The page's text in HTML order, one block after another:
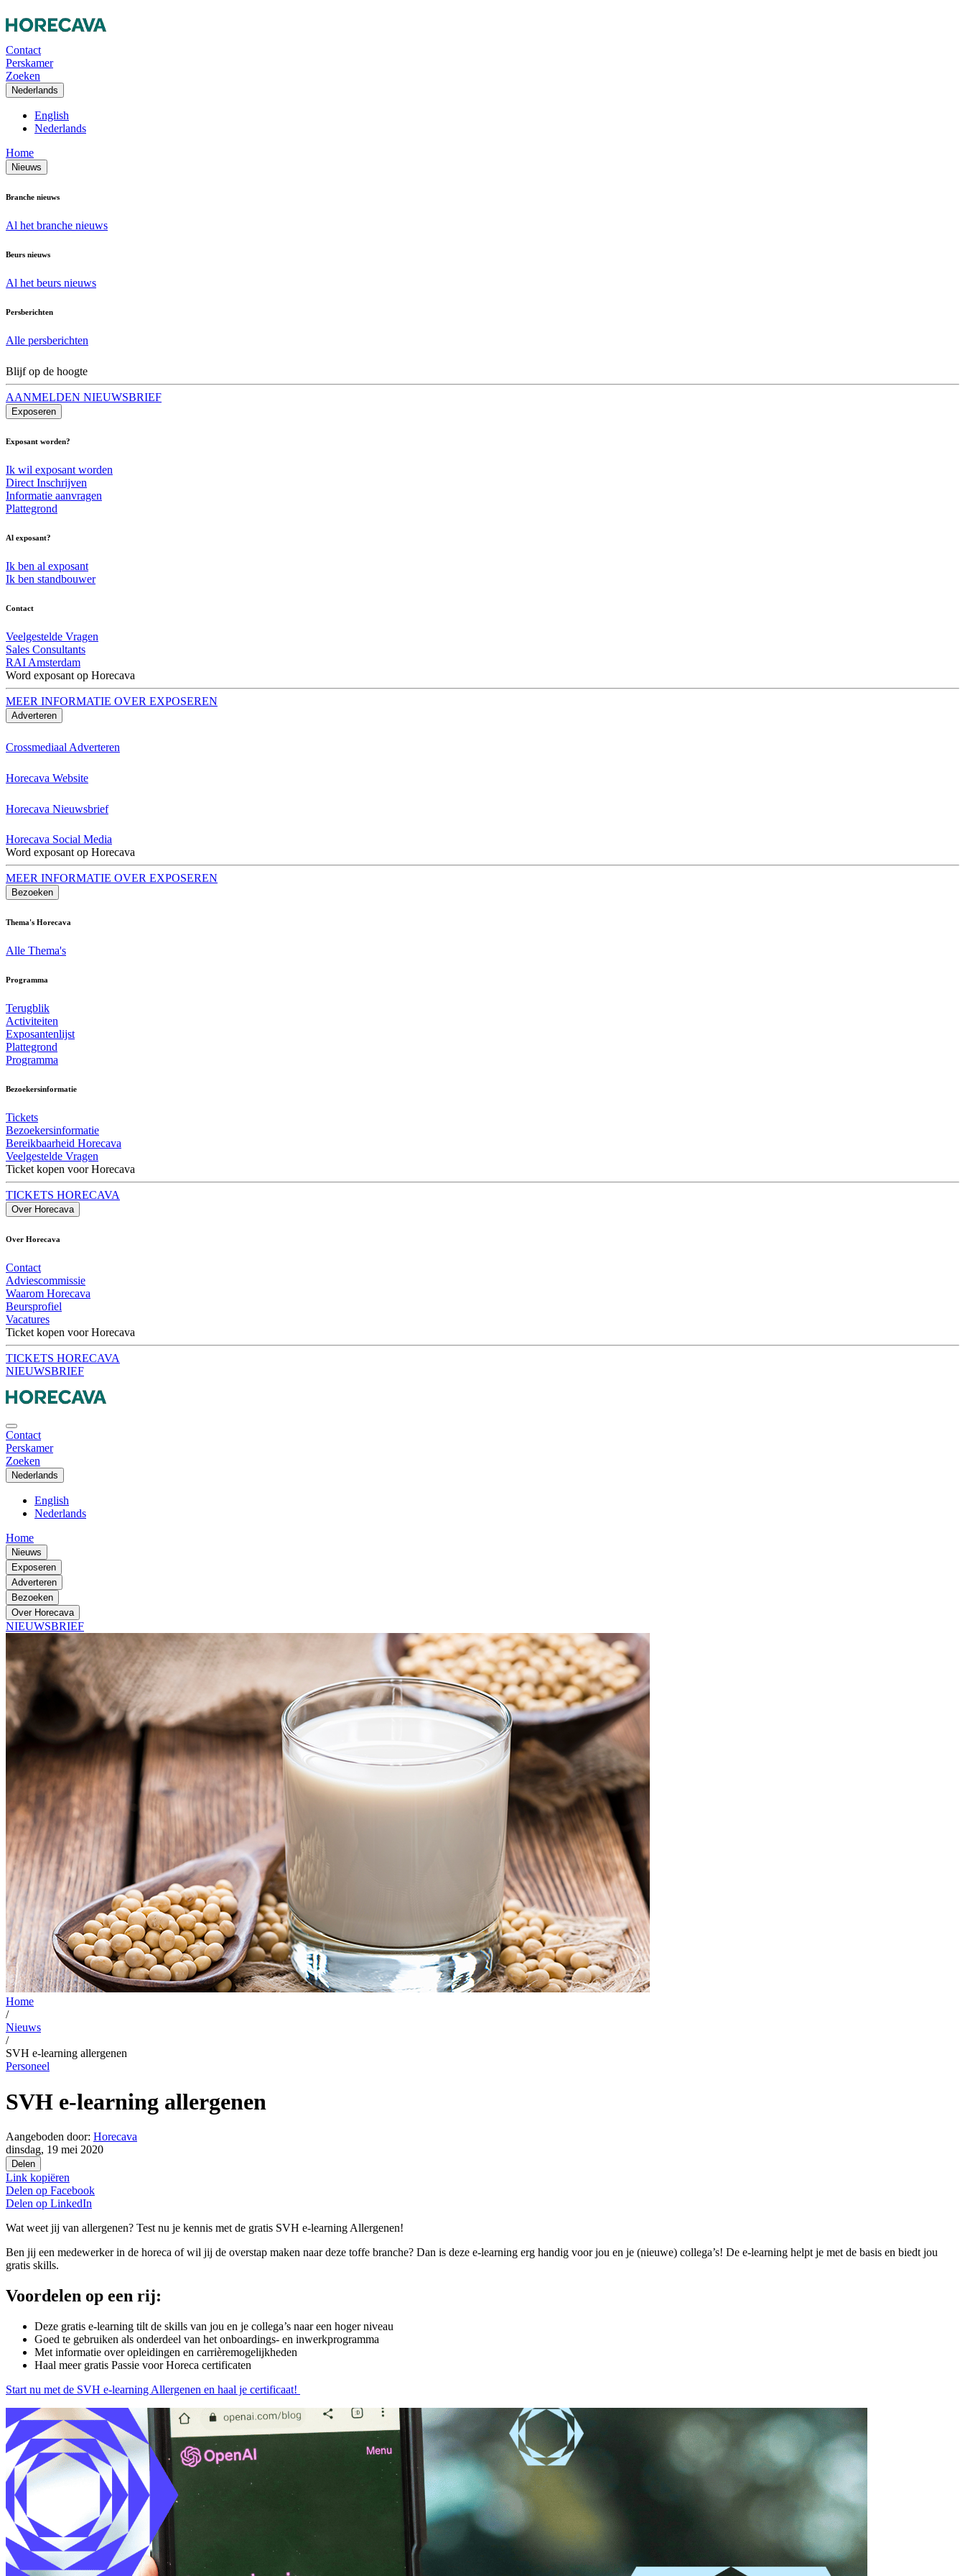
Contact
Perskamer
Zoeken
Nederlands
English
Nederlands
Home
Nieuws
Branche nieuws
Al het branche nieuws
Beurs nieuws
Al het beurs nieuws
Persberichten
Alle persberichten
Blijf op de hoogte
AANMELDEN NIEUWSBRIEF
Exposeren
Exposant worden?
Ik wil exposant worden
Direct Inschrijven
Informatie aanvragen
Plattegrond
Al exposant?
Ik ben al exposant
Ik ben standbouwer
Contact
Veelgestelde Vragen
Sales Consultants
RAI Amsterdam
Word exposant op Horecava
MEER INFORMATIE OVER EXPOSEREN
Adverteren
Crossmediaal Adverteren
Horecava Website
Horecava Nieuwsbrief
Horecava Social Media
Word exposant op Horecava
MEER INFORMATIE OVER EXPOSEREN
Bezoeken
Thema's Horecava
Alle Thema's
Programma
Terugblik
Activiteiten
Exposantenlijst
Plattegrond
Programma
Bezoekersinformatie
Tickets
Bezoekersinformatie
Bereikbaarheid Horecava
Veelgestelde Vragen
Ticket kopen voor Horecava
TICKETS HORECAVA
Over Horecava
Over Horecava
Contact
Adviescommissie
Waarom Horecava
Beursprofiel
Vacatures
Ticket kopen voor Horecava
TICKETS HORECAVA
NIEUWSBRIEF
Contact
Perskamer
Zoeken
Nederlands
English
Nederlands
Home
Nieuws
Exposeren
Adverteren
Bezoeken
Over Horecava
NIEUWSBRIEF
Home
/
Nieuws
/
SVH e-learning allergenen
Personeel
SVH e-learning allergenen
Aangeboden door: Horecava
dinsdag, 19 mei 2020
Delen
Link kopiëren
Delen op Facebook
Delen op LinkedIn
Wat weet jij van allergenen? Test nu je kennis met de gratis SVH e-learning Allergenen!
Ben jij een medewerker in de horeca of wil jij de overstap maken naar deze toffe branche? Dan is deze e-learning erg handig voor jou en je (nieuwe) collega’s! De e-learning helpt je met de basis en biedt jou
gratis skills.
Voordelen op een rij:
Deze gratis e-learning tilt de skills van jou en je collega’s naar een hoger niveau
Goed te gebruiken als onderdeel van het onboardings- en inwerkprogramma
Met informatie over opleidingen en carrièremogelijkheden
Haal meer gratis Passie voor Horeca certificaten
Start nu met de SVH e-learning Allergenen en haal je certificaat!